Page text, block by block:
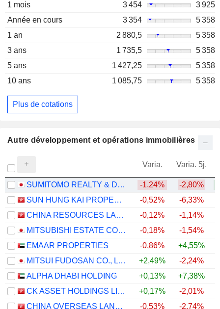
1 mois
3 454
3 925
Année en cours
3 354
5 358
1 an
2 880,5
5 358
3 ans
1 735,5
5 358
5 ans
1 427,25
5 358
10 ans
1 085,75 5 358
Plus de cotations
Autre développement et opérations immobilières
Varia. Varia. 5j.
SUMITOMO REALTY & DEVELOPMENT CO., LTD. -1,24% -2,80%
SUN HUNG KAI PROPERTIES LIMITED
-0,52% -6,33%
CHINA RESOURCES LAND LIMITED
-0,12% -1,14%
MITSUBISHI ESTATE CO., LTD.
-0,18% -1,54%
EMAAR PROPERTIES
-0,86% +4,55%
MITSUI FUDOSAN CO., LTD.
+2,49% -2,24%
ALPHA DHABI HOLDING
+0,13% +7,38%
CK ASSET HOLDINGS LIMITED
+0,17% -2,01%
CHINA OVERSEAS LAND & INVESTMENT LIMITED
-0,53% -2,74%